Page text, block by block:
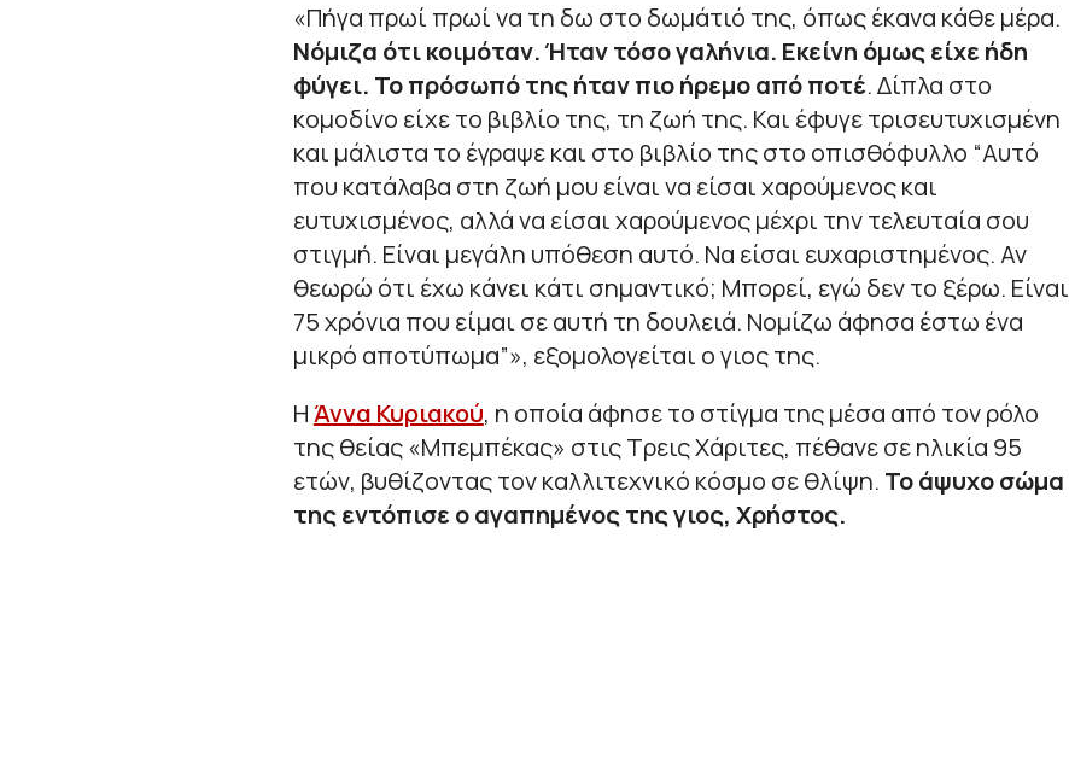
«Πήγα πρωί πρωί να τη δω στο δωμάτιό της, όπως έκανα κάθε μέρα.
Νόμιζα ότι κοιμόταν. Ήταν τόσο γαλήνια. Εκείνη όμως είχε ήδη
φύγει. Το πρόσωπό της ήταν πιο ήρεμο από ποτέ. Δίπλα στο
κομοδίνο είχε το βιβλίο της, τη ζωή της. Και έφυγε τρισευτυχισμένη
και μάλιστα το έγραψε και στο βιβλίο της στο οπισθόφυλλο “Αυτό
που κατάλαβα στη ζωή μου είναι να είσαι χαρούμενος και
ευτυχισμένος, αλλά να είσαι χαρούμενος μέχρι την τελευταία σου
στιγμή. Είναι μεγάλη υπόθεση αυτό. Να είσαι ευχαριστημένος. Αν
θεωρώ ότι έχω κάνει κάτι σημαντικό; Μπορεί, εγώ δεν το ξέρω. Είναι
75 χρόνια που είμαι σε αυτή τη δουλειά. Νομίζω άφησα έστω ένα
μικρό αποτύπωμα”», εξομολογείται ο γιος της.
ΗΆννα Κυριακού, η οποία άφησε το στίγμα της μέσα από τον ρόλο
της θείας «Μπεμπέκας» στις Τρεις Χάριτες, πέθανε σε ηλικία 95
ετών, βυθίζοντας τον καλλιτεχνικό κόσμο σε θλίψη. Το άψυχο σώμα
της εντόπισε ο αγαπημένος της γιος, Χρήστος.